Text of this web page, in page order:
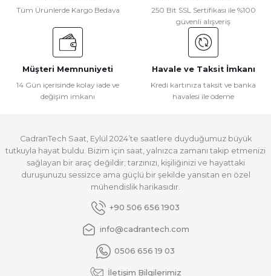
Tüm Ürünlerde Kargo Bedava
250 Bit SSL Sertifikası ile %100
güvenli alışveriş
Müşteri Memnuniyeti
14 Gün içerisinde kolay iade ve
değişim imkanı
Havale ve Taksit İmkanı
Kredi kartınıza taksit ve banka
havalesi ile ödeme
CadranTech Saat, Eylül 2024’te saatlere duyduğumuz büyük
tutkuyla hayat buldu. Bizim için saat, yalnızca zamanı takip etmenizi
sağlayan bir araç değildir; tarzınızı, kişiliğinizi ve hayattaki
duruşunuzu sessizce ama güçlü bir şekilde yansıtan en özel
mühendislik harikasıdır.
+90 506 656 1903
info@cadrantech.com
0506 656 19 03
İletişim Bilgilerimiz